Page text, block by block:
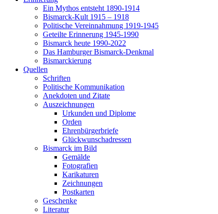
Ein Mythos entsteht 1890-1914
Bismarck-Kult 1915 – 1918
Politische Vereinnahmung 1919-1945
Geteilte Erinnerung 1945-1990
Bismarck heute 1990-2022
Das Hamburger Bismarck-Denkmal
Bismarckierung
Quellen
Schriften
Politische Kommunikation
Anekdoten und Zitate
Auszeichnungen
Urkunden und Diplome
Orden
Ehrenbürgerbriefe
Glückwunschadressen
Bismarck im Bild
Gemälde
Fotografien
Karikaturen
Zeichnungen
Postkarten
Geschenke
Literatur